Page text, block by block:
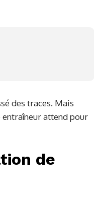
des traces. Mais
attend pour
de